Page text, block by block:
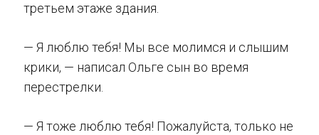
третьем этаже здания.
— Я люблю тебя! Мы все молимся и слышим
крики, — написал Ольге сын во время
перестрелки.
— Я тоже люблю тебя! Пожалуйста, только не